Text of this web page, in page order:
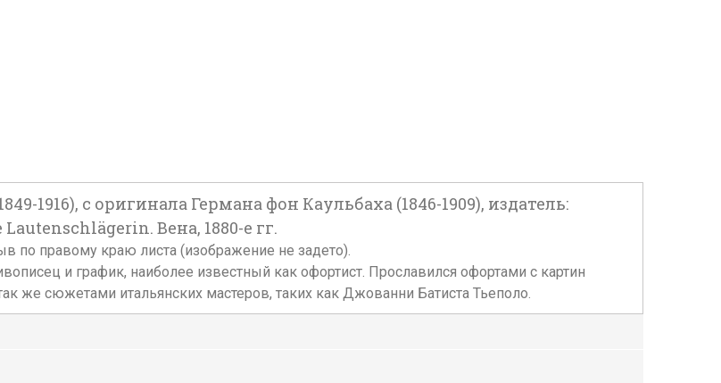
1916), с оригинала Германа фон Каульбаха (1846-1909), издатель:
Вена, 1880-е гг.
по правому краю листа (изображение не задето).
и график, наиболее известный как офортист. Прославился офортами с картин
же сюжетами итальянских мастеров, таких как Джованни Батиста Тьеполо.